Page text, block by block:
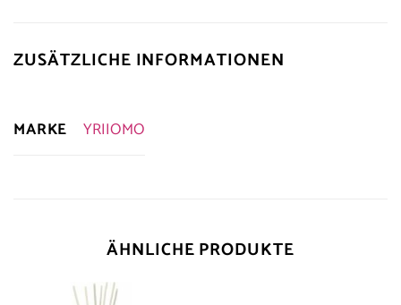
ZUSÄTZLICHE INFORMATIONEN
MARKE YRIIOMO
ÄHNLICHE PRODUKTE